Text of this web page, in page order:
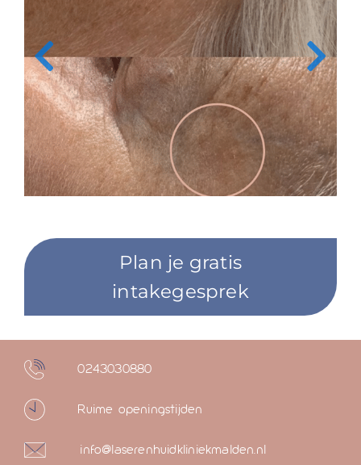
Plan je gratis
intakegesprek
0243030880
Ruime openingstijden
info@laserenhuidkliniekmalden.nl